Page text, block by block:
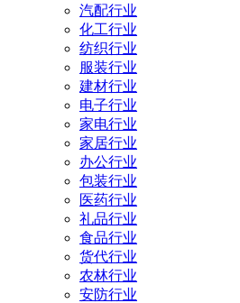
汽配行业
化工行业
纺织行业
服装行业
建材行业
电子行业
家电行业
家居行业
办公行业
包装行业
医药行业
礼品行业
食品行业
货代行业
农林行业
安防行业